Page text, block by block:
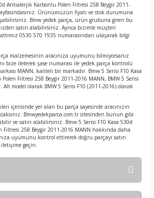
Antialerjik Karbonlu Polen Filtresi 258 Beygir 2011-
Ürünümüzün fiyatı ve stok durumuna
Bmw yedek parça, ürün grubuna giren bu
satın alabilirsiniz. Ayrıca bizimle müşteri
0530 570 1935 numarasından ulaşarak bilgi
malzemesinin aracınıza uyumunu bilmiyorsanız
bize ileterek şase numarası ile yedek parça kontrolü
MANN, kaliteli bir markadır. Bmw 5 Serisi F10 Kasa
Filtresi 258 Beygir 2011-2016 MANN, BMW 5 Serisi
model olarak BMW 5 Serisi F10 (2011-2016) olarak
içerisinde yer alan bu parça sayesinde aracınızın
Bmwyedekparca.com.tr sitesinden bunun gibi
ve satın alabilirsiniz. Bmw 5 Serisi F10 Kasa 530d
258 Beygir 2011-2016 MANN hakkında daha
uyumunu kontrol ettirerek doğru parçayı satın
geçin.